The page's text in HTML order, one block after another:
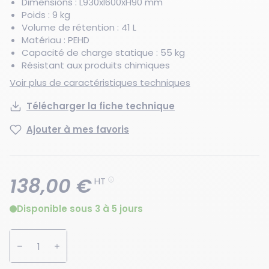
Poids : 9 kg
Volume de rétention : 41 L
Matériau : PEHD
Capacité de charge statique : 55 kg
Résistant aux produits chimiques
Voir plus de caractéristiques techniques
Télécharger la fiche technique
Ajouter à mes favoris
138,00 €HT
Disponible sous 3 à 5 jours
Augmenter la quantité